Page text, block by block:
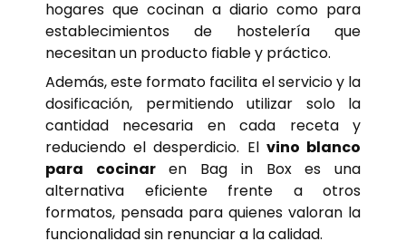
hogares que cocinan a diario como para
establecimientos de hostelería que
necesitan un producto fiable y práctico.
Además, este formato facilita el servicio y la
dosificación, permitiendo utilizar solo la
cantidad necesaria en cada receta y
reduciendo el desperdicio. El vino blanco
para cocinaren Bag in Box es una
alternativa eficiente frente a otros
formatos, pensada para quienes valoran la
funcionalidad sin renunciar a la calidad.